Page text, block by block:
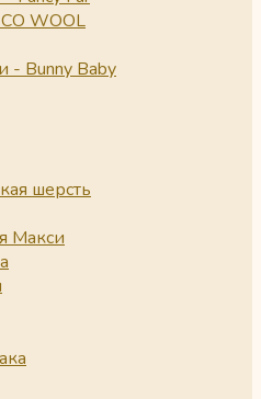
WOOL
- Bunny Baby
шерсть
Макси